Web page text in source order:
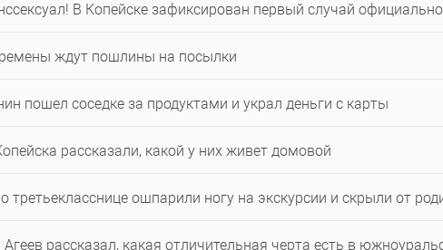
В Копейске зафиксирован первый случай
ждут пошлины на посылки
пошел соседке за продуктами и украл деньги с карты
рассказали, какой у них живет домовой
третьекласснице ошпарили ногу на экскурсии и скрыли от
рассказал, какая отличительная черта есть в